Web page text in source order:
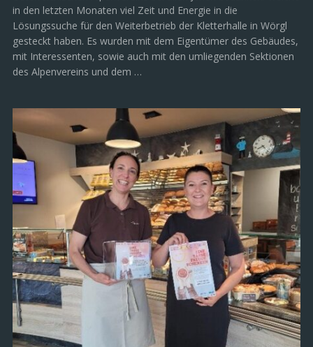
in den letzten Monaten viel Zeit und Energie in die
Lösungssuche für den Weiterbetrieb der Kletterhalle in Wörgl
gesteckt haben. Es wurden mit dem Eigentümer des Gebäudes,
mit Interessenten, sowie auch mit den umliegenden Sektionen
des Alpenvereins und dem …